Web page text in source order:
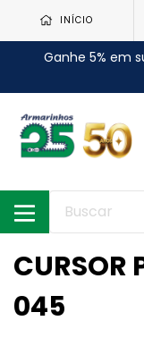
INÍCIO
Ganhe 5% em
CURSOR
045